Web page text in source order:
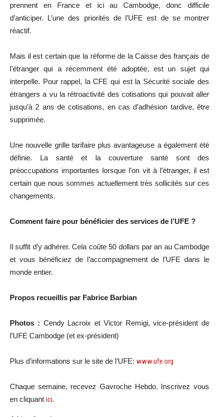
prennent en France et ici au Cambodge, donc difficile
d’anticiper. L’une des priorités de l’UFE est de se montrer
réactif.
Mais il est certain que la réforme de la Caisse des français de
l’étranger qui a récemment été adoptée, est un sujet qui
interpelle. Pour rappel, la CFE qui est la Sécurité sociale des
étrangers a vu la rétroactivité des cotisations qui pouvait aller
jusqu’à 2 ans de cotisations, en cas d’adhésion tardive, être
supprimée.
Une nouvelle grille tarifaire plus avantageuse a également été
définie. La santé et la couverture santé sont des
préoccupations importantes lorsque l’on vit à l’étranger, il est
certain que nous sommes actuellement très sollicités sur ces
changements.
Comment faire pour bénéficier des services de l’UFE ?
Il suffit d’y adhérer. Cela coûte 50 dollars par an au Cambodge
et vous bénéficiez de l’accompagnement de l’UFE dans le
monde entier.
Propos recueillis par Fabrice Barbian
Photos : Cendy Lacroix et Victor Remigi, vice-président de
l’UFE Cambodge (et ex-président)
Plus d’informations sur le site de l’UFE: www.ufe.org
Chaque semaine, recevez Gavroche Hebdo. Inscrivez vous
en cliquant ici.